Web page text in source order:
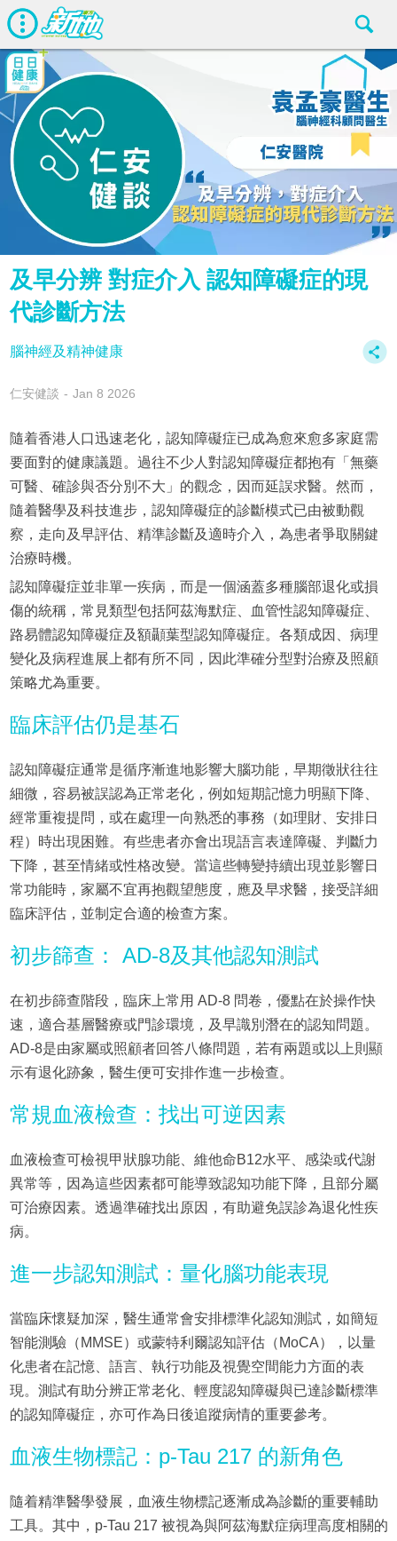
及早分辨 對症介入 認知障礙症的現
代診斷方法
腦神經及精神健康
仁安健談 Jan 8 2026
隨着香港人口迅速老化，認知障礙症已成為愈來愈多家庭需
要面對的健康議題。過往不少人對認知障礙症都抱有「無藥
可醫、確診與否分別不大」的觀念，因而延誤求醫。然而，
隨着醫學及科技進步，認知障礙症的診斷模式已由被動觀
察，走向及早評估、精準診斷及適時介入，為患者爭取關鍵
治療時機。
認知障礙症並非單一疾病，而是一個涵蓋多種腦部退化或損
傷的統稱，常見類型包括阿茲海默症、血管性認知障礙症、
路易體認知障礙症及額顳葉型認知障礙症。各類成因、病理
變化及病程進展上都有所不同，因此準確分型對治療及照顧
策略尤為重要。
臨床評估仍是基石
認知障礙症通常是循序漸進地影響大腦功能，早期徵狀往往
細微，容易被誤認為正常老化，例如短期記憶力明顯下降、
經常重複提問，或在處理一向熟悉的事務（如理財、安排日
程）時出現困難。有些患者亦會出現語言表達障礙、判斷力
下降，甚至情緒或性格改變。當這些轉變持續出現並影響日
常功能時，家屬不宜再抱觀望態度，應及早求醫，接受詳細
臨床評估，並制定合適的檢查方案。
初步篩查： AD-8及其他認知測試
在初步篩查階段，臨床上常用 AD-8 問卷，優點在於操作快
速，適合基層醫療或門診環境，及早識別潛在的認知問題。
AD-8是由家屬或照顧者回答八條問題，若有兩題或以上則顯
示有退化跡象，醫生便可安排作進一步檢查。
常規血液檢查：找出可逆因素
血液檢查可檢視甲狀腺功能、維他命B12水平、感染或代謝
異常等，因為這些因素都可能導致認知功能下降，且部分屬
可治療因素。透過準確找出原因，有助避免誤診為退化性疾
病。
進一步認知測試：量化腦功能表現
當臨床懷疑加深，醫生通常會安排標準化認知測試，如簡短
智能測驗（MMSE）或蒙特利爾認知評估（MoCA），以量
化患者在記憶、語言、執行功能及視覺空間能力方面的表
現。測試有助分辨正常老化、輕度認知障礙與已達診斷標準
的認知障礙症，亦可作為日後追蹤病情的重要參考。
血液生物標記：p-Tau 217 的新角色
隨着精準醫學發展，血液生物標記逐漸成為診斷的重要輔助
工具。其中，p-Tau 217 被視為與阿茲海默症病理高度相關的